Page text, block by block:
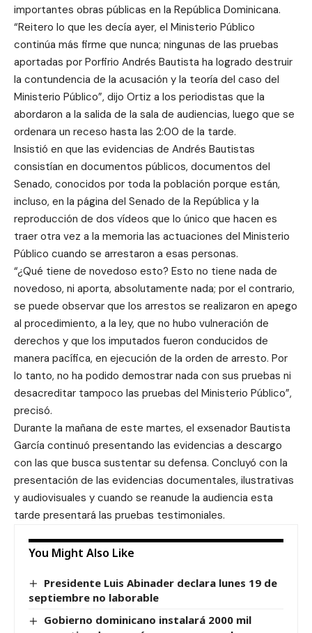
importantes obras públicas en la República Dominicana.
“Reitero lo que les decía ayer, el Ministerio Público
continúa más firme que nunca; ningunas de las pruebas
aportadas por Porfirio Andrés Bautista ha logrado destruir
la contundencia de la acusación y la teoría del caso del
Ministerio Público”, dijo Ortiz a los periodistas que la
abordaron a la salida de la sala de audiencias, luego que se
ordenara un receso hasta las 2:00 de la tarde.
Insistió en que las evidencias de Andrés Bautistas
consistían en documentos públicos, documentos del
Senado, conocidos por toda la población porque están,
incluso, en la página del Senado de la República y la
reproducción de dos vídeos que lo único que hacen es
traer otra vez a la memoria las actuaciones del Ministerio
Público cuando se arrestaron a esas personas.
“¿Qué tiene de novedoso esto? Esto no tiene nada de
novedoso, ni aporta, absolutamente nada; por el contrario,
se puede observar que los arrestos se realizaron en apego
al procedimiento, a la ley, que no hubo vulneración de
derechos y que los imputados fueron conducidos de
manera pacífica, en ejecución de la orden de arresto. Por
lo tanto, no ha podido demostrar nada con sus pruebas ni
desacreditar tampoco las pruebas del Ministerio Público”,
precisó.
Durante la mañana de este martes, el exsenador Bautista
García continuó presentando las evidencias a descargo
con las que busca sustentar su defensa. Concluyó con la
presentación de las evidencias documentales, ilustrativas
y audiovisuales y cuando se reanude la audiencia esta
tarde presentará las pruebas testimoniales.
You Might Also Like
Presidente Luis Abinader declara lunes 19 de
septiembre no laborable
Gobierno dominicano instalará 2000 mil